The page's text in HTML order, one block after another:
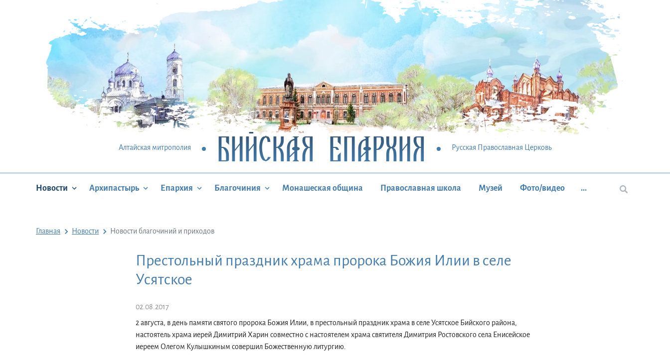
Алтайская митрополия БИЙСКАЯ ЕПАРХИЯ Русская Православная Церковь
Новости Архипастырь Епархия Благочиния Монашеская община Православная школа Музей Фото/видео ...
Главная Новости Новости благочиний и приходов
Престольный праздник храма пророка Божия Илии в селе
Усятское
02.08.2017
2 августа, в день памяти святого пророка Божия Илии, в престольный праздник храма в селе Усятское Бийского района,
настоятель храма иерей Димитрий Харин совместно с настоятелем храма святителя Димитрия Ростовского села Енисейское
иереем Олегом Кулышкиным совершил Божественную литургию.